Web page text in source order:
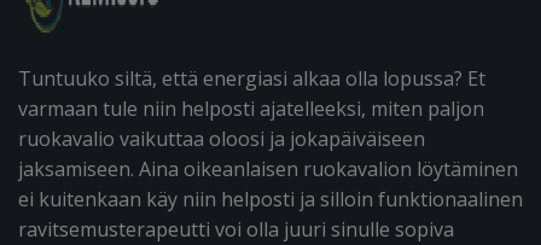
Tuntuuko siltä, että energiasi alkaa olla lopussa? Et
varmaan tule niin helposti ajatelleeksi, miten paljon
ruokavalio vaikuttaa oloosi ja jokapäiväiseen
jaksamiseen. Aina oikeanlaisen ruokavalion löytäminen
ei kuitenkaan käy niin helposti ja silloin funktionaalinen
ravitsemusterapeutti voi olla juuri sinulle sopiva